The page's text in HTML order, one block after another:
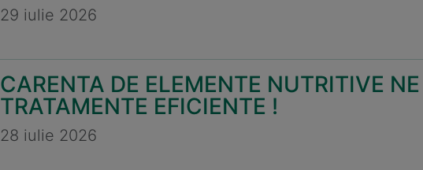
29 iulie 2026
CARENTA DE ELEMENTE NUTRITIVE
TRATAMENTE EFICIENTE !
28 iulie 2026